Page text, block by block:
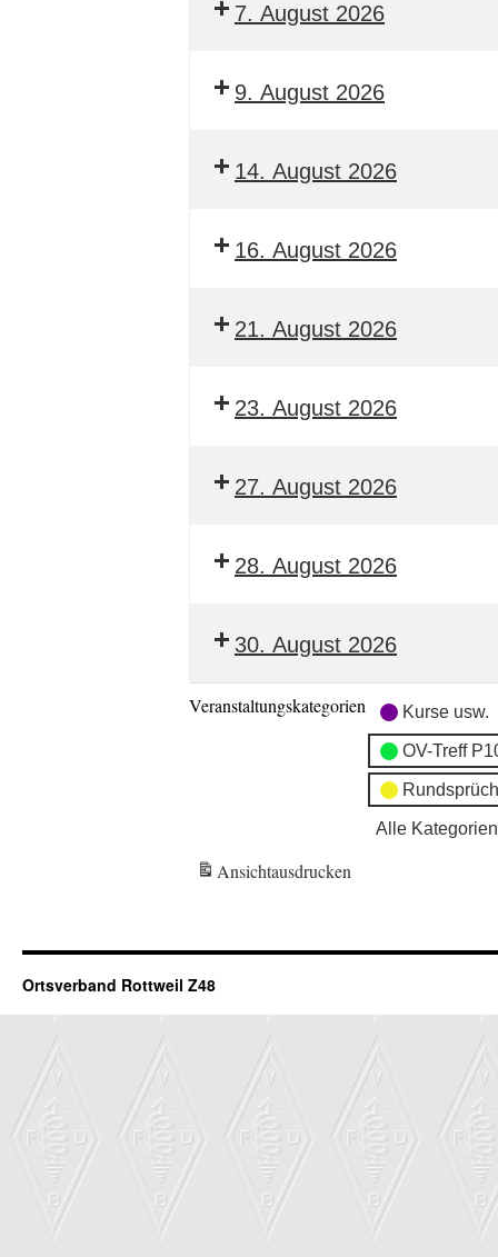
7. August 2026
9. August 2026
14. August 2026
16. August 2026
21. August 2026
23. August 2026
27. August 2026
28. August 2026
30. August 2026
Veranstaltungskategorien Kurse usw.
OV-Treff
Alle Kategorien
Ansichtausdrucken
Ortsverband Rottweil Z48